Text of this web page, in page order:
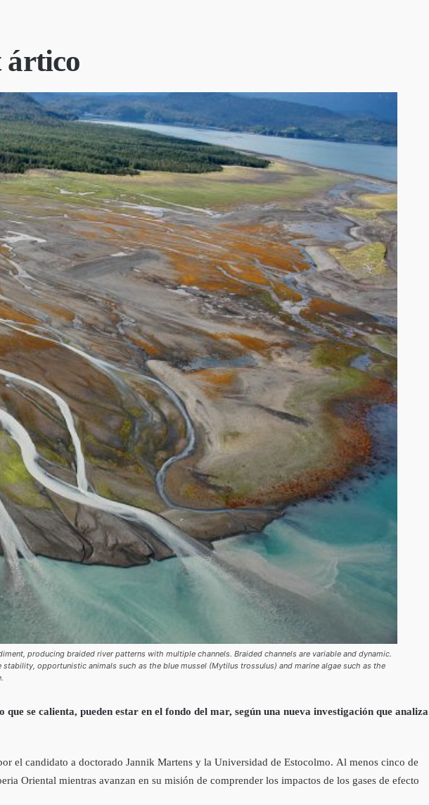
ártico
producing braided river patterns with multiple channels. Braided channels are variable and dynamic.
opportunistic animals such as the blue mussel (Mytilus trossulus) and marine algae such as the
se calienta, pueden estar en el fondo del mar, según una nueva investigación que analiza
el candidato a doctorado Jannik Martens y la Universidad de Estocolmo. Al menos cinco de
Oriental mientras avanzan en su misión de comprender los impactos de los gases de efecto